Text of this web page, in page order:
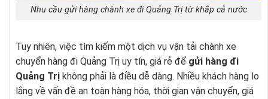
Nhu cầu gửi hàng chành xe đi Quảng Trị từ khắp cả nước
Tuy nhiên, việc tìm kiếm một dịch vụ vận tải chành xe
chuyển hàng đi Quảng Trị uy tín, giá rẻ để gửi hàng đi
Quảng Trị không phải là điều dễ dàng. Nhiều khách hàng lo
lắng về vấn đề an toàn hàng hóa, thời gian vận chuyển, giá